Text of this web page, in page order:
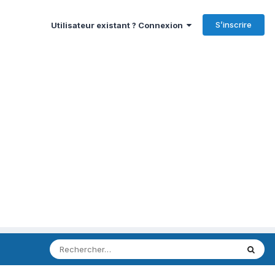
Utilisateur existant ? Connexion S’inscrire